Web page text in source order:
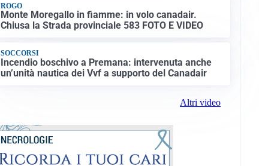
ROGO
Monte Moregallo in fiamme: in volo canadair.
Chiusa la Strada provinciale 583 FOTO E VIDEO
SOCCORSI
Incendio boschivo a Premana: intervenuta anche
un’unità nautica dei Vvf a supporto del Canadair
Altri video